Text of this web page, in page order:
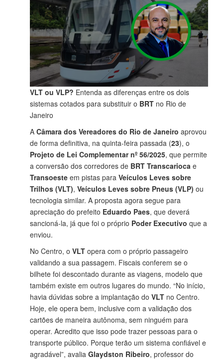
VLT ou VLP? Entenda as diferenças entre os dois
sistemas cotados para substituir o BRT no Rio de
Janeiro
A Câmara dos Vereadores do Rio de Janeiro aprovou
de forma definitiva, na quinta-feira passada (23), o
Projeto de Lei Complementar nº 56/2025, que permite
a conversão dos corredores de BRT Transcarioca e
Transoeste em pistas para Veículos Leves sobre
Trilhos (VLT), Veículos Leves sobre Pneus (VLP) ou
tecnologia similar. A proposta agora segue para
apreciação do prefeito Eduardo Paes, que deverá
sancioná-la, já que foi o próprio Poder Executivo que a
enviou.
No Centro, o VLT opera com o próprio passageiro
validando a sua passagem. Fiscais conferem se o
bilhete foi descontado durante as viagens, modelo que
também existe em outros lugares do mundo. “No início,
havia dúvidas sobre a implantação do VLT no Centro.
Hoje, ele opera bem, inclusive com a validação dos
cartões de maneira autônoma, sem ninguém para
operar. Acredito que isso pode trazer pessoas para o
transporte público. Porque terão um sistema confiável e
agradável”, avalia Glaydston Ribeiro, professor do